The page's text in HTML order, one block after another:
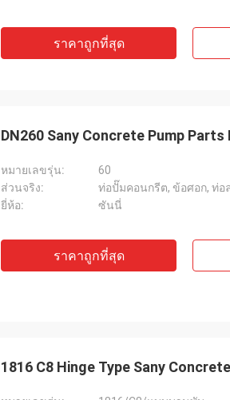
ราคาถูกที่สุด
DN260 Sany Concrete Pump Parts
หมายเลขรุ่น:
60
ส่วนจริง:
ท่อปั๊มคอนกรีต, ข้อศอก, ท่อ
ยี่ห้อ:
ซันนี่
ราคาถูกที่สุด
1816 C8 Hinge Type Sany